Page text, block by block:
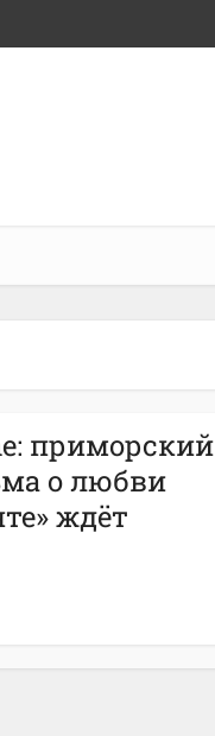
приморский
о любви
ждёт